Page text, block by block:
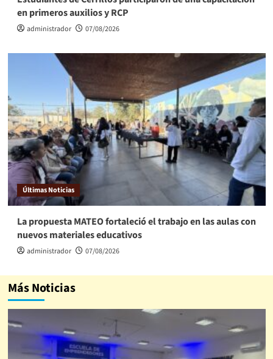
en primeros auxilios y RCP
administrador 07/08/2026
Últimas Noticias
La propuesta MATEO fortaleció el trabajo en las aulas con
nuevos materiales educativos
administrador 07/08/2026
Más Noticias